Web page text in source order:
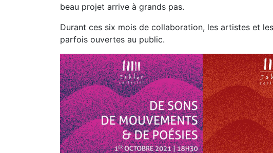
beau projet arrive à grands pas.
Durant ces six mois de collaboration, les artistes et
parfois ouvertes au public.